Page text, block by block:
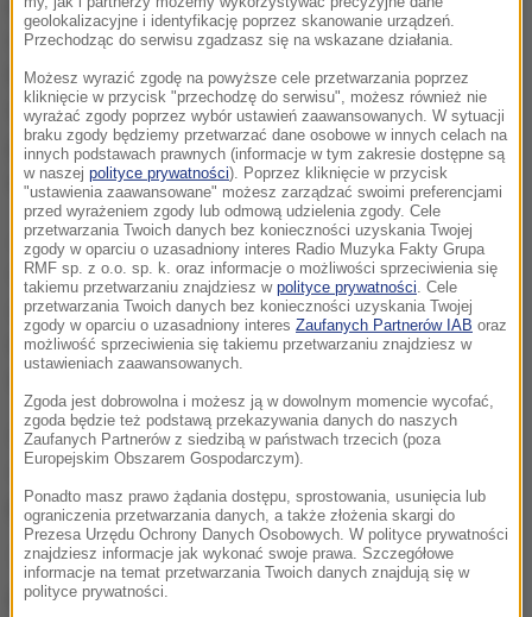
rzekome cyberataki i próby wpłynięcia Kremla na
listopadowe wybory prezydenckie w USA. Trump
tłumaczył, że zrezygnuje z nich jednak jeśli Rosja
pomogłaby USA w walce z terroryzmem i realizacji
innych celów ważnych dla Waszyngtonu.
Jeśli się porozumiemy i Rosja faktycznie nas
wesprze, jeżeli ktoś robi naprawdę wspaniałe rzeczy,
dlaczego utrzymywać sankcje?- mówił prezydent
elekt. Wyraził też gotowość na spotkanie z Putinem
w jakiś czas po zaprzysiężeniu.
Rozumiem, że chcieliby się (władze Rosji) spotkać, i
nie mam z tym absolutnie problemu
prezydent elekt.
Trump zapewniał, że dopóki nie zauważy zmiany w
podejściu Pekinu do szkodzących gospodarce USA
geolokalizacyjne i identyfikację poprzez skanowanie urządzeń.
Przechodząc do serwisu zgadzasz się na wskazane działania.
Możesz wyrazić zgodę na powyższe cele przetwarzania poprzez
kliknięcie w przycisk "przechodzę do serwisu", możesz również nie
wyrażać zgody poprzez wybór ustawień zaawansowanych. W sytuacji
braku zgody będziemy przetwarzać dane osobowe w innych celach na
innych podstawach prawnych (informacje w tym zakresie dostępne są
w naszej polityce prywatności). Poprzez kliknięcie w przycisk
"ustawienia zaawansowane" możesz zarządzać swoimi preferencjami
przed wyrażeniem zgody lub odmową udzielenia zgody. Cele
przetwarzania Twoich danych bez konieczności uzyskania Twojej
zgody w oparciu o uzasadniony interes Radio Muzyka Fakty Grupa
RMF sp. z o.o. sp. k. oraz informacje o możliwości sprzeciwienia się
takiemu przetwarzaniu znajdziesz w polityce prywatności . Cele
przetwarzania Twoich danych bez konieczności uzyskania Twojej
zgody w oparciu o uzasadniony interes Zaufanych Partnerów IAB oraz
możliwość sprzeciwienia się takiemu przetwarzaniu znajdziesz w
ustawieniach zaawansowanych.
Zgoda jest dobrowolna i możesz ją w dowolnym momencie wycofać,
zgoda będzie też podstawą przekazywania danych do naszych
Zaufanych Partnerów z siedzibą w państwach trzecich (poza
Europejskim Obszarem Gospodarczym).
Ponadto masz prawo żądania dostępu, sprostowania, usunięcia lub
ograniczenia przetwarzania danych, a także złożenia skargi do
Prezesa Urzędu Ochrony Danych Osobowych. W polityce prywatności
znajdziesz informacje jak wykonać swoje prawa. Szczegółowe
informacje na temat przetwarzania Twoich danych znajdują się w
polityce prywatności.